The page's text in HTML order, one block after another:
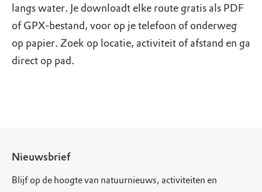
langs water. Je downloadt elke route gratis als PDF
of GPX-bestand, voor op je telefoon of onderweg
op papier. Zoek op locatie, activiteit of afstand en ga
direct op pad.
Nieuwsbrief
Blijf op de hoogte van natuurnieuws, activiteiten en